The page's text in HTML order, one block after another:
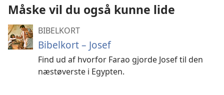
Måske vil du også kunne lide
BIBELKORT
Bibelkort – Josef
Find ud af hvorfor Farao gjorde Josef til den
næstøverste i Egypten.